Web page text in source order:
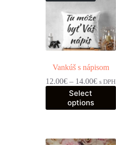
Vankúš s nápisom
12.00€ – 14.00€ s DPH
Select
options